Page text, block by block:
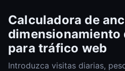
Calculadora de
dimensionamiento
para tráfico web
Introduzca visitas diarias,